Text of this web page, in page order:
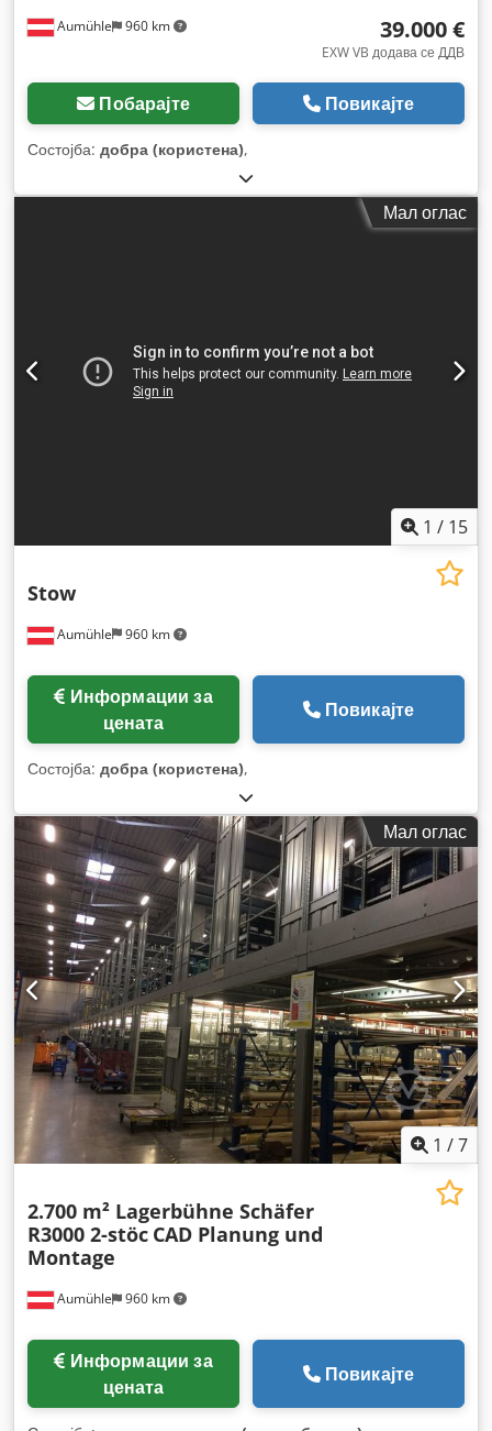
Aumühle 960 km 39.000 €
EXW VB додава се ДДВ
Побарајте Повикајте
Состојба: добра (користена),
Мал оглас
1 / 15
Aumühle 960 km
Stow
цената
Повикајте
Состојба: добра (користена),
Мал оглас
1 /7
Aumühle 960 km
2.700 m² Lagerbühne Schäfer
R3000 2-stöc CAD Planung und
Montage
цената
Повикајте